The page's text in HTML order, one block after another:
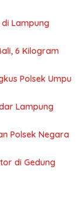
Lampung
6 Kilogram
Polsek Umpu
Lampung
Polsek Negara
di Gedung